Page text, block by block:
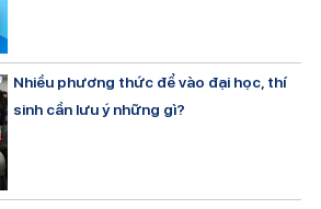
Nhiều phương thức để vào đại học, thí
sinh cần lưu ý những gì?